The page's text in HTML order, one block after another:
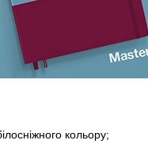
кольору;